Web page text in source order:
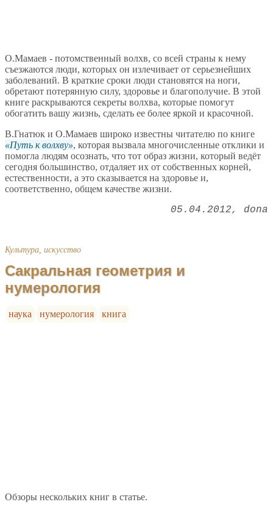
О.Мамаев - потомственный волхв, со всей страны к нему
съезжаются люди, которых он излечивает от серьезнейших
заболеваний. В краткие сроки люди становятся на ноги,
обретают потерянную силу, здоровье и благополучие. В этой
книге раскрываются секреты волхва, которые помогут
обогатить вашу жизнь, сделать ее более яркой и красочной.
В.Гнатюк и О.Мамаев широко известны читателю по книге
Путь к волхву , которая вызвала многочисленные отклики и
помогла людям осознать, что тот образ жизни, который ведёт
сегодня большинство, отдаляет их от собственных корней,
естественности, а это сказывается на здоровье и,
соответственно, общем качестве жизни.
05.04.2012 dona
Культура, искусство
Сакральная геометрия и
нумерология
наука нумерология книга
Обзоры нескольких книг в статье.